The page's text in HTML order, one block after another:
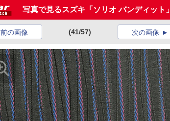
写真で見るスズキ「ソリオ バンディット」
前の画像 (41/57) 次の画像